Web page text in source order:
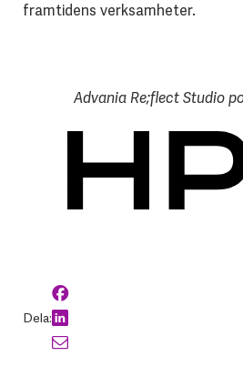
framtidens verksamheter.
Advania Re;flect Studio
Dela: